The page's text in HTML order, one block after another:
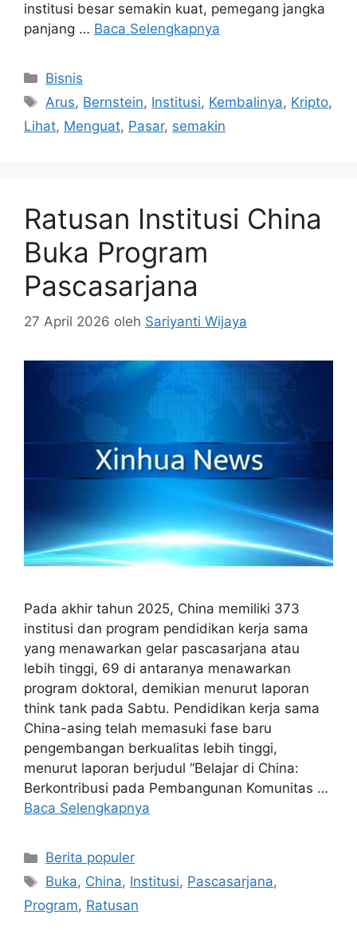
institusi besar semakin kuat, pemegang jangka
panjang … Baca Selengkapnya
Kategori
Bisnis
Tag
Arus, Bernstein, Institusi, Kembalinya, Kripto,
Lihat, Menguat, Pasar, semakin
Ratusan Institusi China
Buka Program
Pascasarjana
27 April 2026 oleh Sariyanti Wijaya
Pada akhir tahun 2025, China memiliki 373
institusi dan program pendidikan kerja sama
yang menawarkan gelar pascasarjana atau
lebih tinggi, 69 di antaranya menawarkan
program doktoral, demikian menurut laporan
think tank pada Sabtu. Pendidikan kerja sama
China-asing telah memasuki fase baru
pengembangan berkualitas lebih tinggi,
menurut laporan berjudul “Belajar di China:
Berkontribusi pada Pembangunan Komunitas …
Baca Selengkapnya
Kategori
Berita populer
Tag
Buka, China, Institusi, Pascasarjana,
Program, Ratusan